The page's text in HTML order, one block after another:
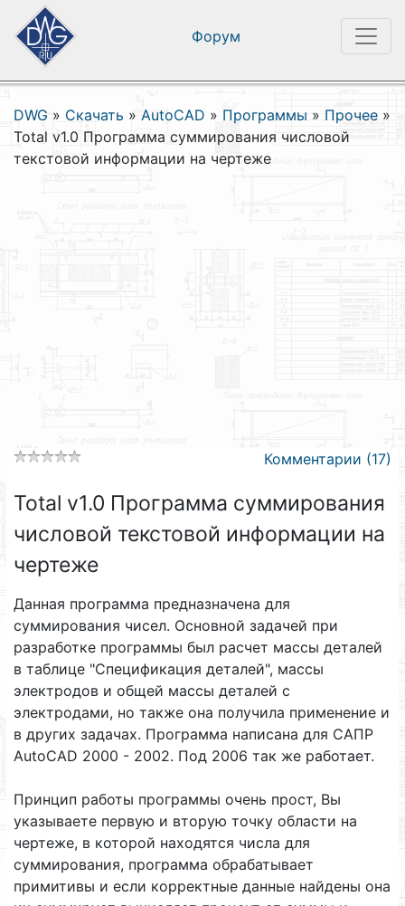
Форум
DWG » Скачать » AutoCAD » Программы » Прочее »
Total v1.0 Программа суммирования числовой
текстовой информации на чертеже
Комментарии (17)
Total v1.0 Программа суммирования
числовой текстовой информации на
чертеже
Данная программа предназначена для
суммирования чисел. Основной задачей при
разработке программы был расчет массы деталей
в таблице "Спецификация деталей", массы
электродов и общей массы деталей с
электродами, но также она получила применение и
в других задачах. Программа написана для САПР
AutoCAD 2000 - 2002. Под 2006 так же работает.
Принцип работы программы очень прост, Вы
указываете первую и вторую точку области на
чертеже, в которой находятся числа для
суммирования, программа обрабатывает
примитивы и если корректные данные найдены она